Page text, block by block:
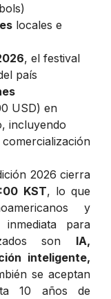
locales e
, el festival
país
USD) en
incluyendo
2026 cierra
KST, lo que
y
para
son IA,
inteligente,
se aceptan
10 años de